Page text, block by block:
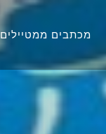
מכתבים ממטיילים